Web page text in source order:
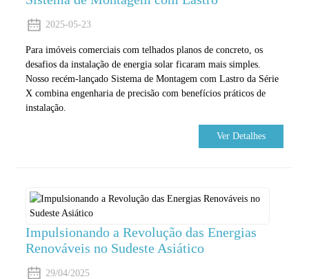
2025-05-23
Para imóveis comerciais com telhados planos de concreto, os
desafios da instalação de energia solar ficaram mais simples.
Nosso recém-lançado Sistema de Montagem com Lastro da Série
X combina engenharia de precisão com benefícios práticos de
instalação.
Ver Detalhes
Impulsionando a Revolução das Energias
Renováveis ​​no Sudeste Asiático
29/04/2025